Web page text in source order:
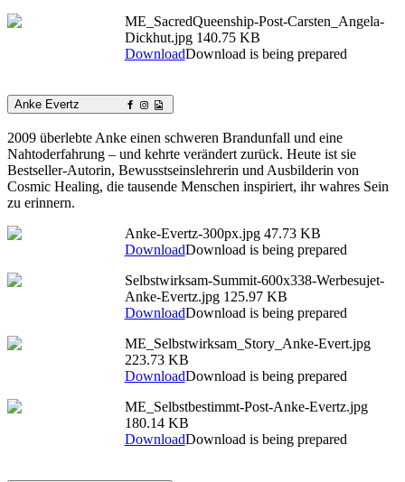
ME_SacredQueenship-Post-Carsten_Angela-
Dickhut.jpg 140.75 KB
DownloadDownload is being prepared
Anke Evertz
2009 überlebte Anke einen schweren Brandunfall und eine
Nahtoderfahrung – und kehrte verändert zurück. Heute ist sie
Bestseller-Autorin, Bewusstseinslehrerin und Ausbilderin von
Cosmic Healing, die tausende Menschen inspiriert, ihr wahres Sein
zu erinnern.
Anke-Evertz-300px.jpg 47.73 KB
DownloadDownload is being prepared
Selbstwirksam-Summit-600x338-Werbesujet-
Anke-Evertz.jpg 125.97 KB
DownloadDownload is being prepared
ME_Selbstwirksam_Story_Anke-Evert.jpg
223.73 KB
DownloadDownload is being prepared
ME_Selbstbestimmt-Post-Anke-Evertz.jpg
180.14 KB
DownloadDownload is being prepared